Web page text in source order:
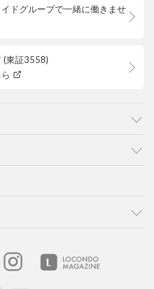
ドグループで一緒に働きませ
(東証3558)